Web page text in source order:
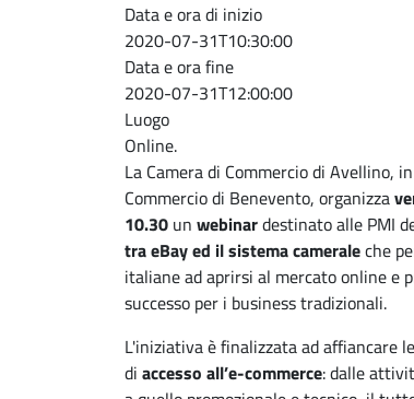
Data e ora di inizio
2020-07-31T10:30:00
Data e ora fine
2020-07-31T12:00:00
Luogo
Online.
La Camera di Commercio di Avellino,
Commercio di Benevento, organizza
10.30 un webinardestinato alle PMI
tra eBay ed il sistema cameraleche
italiane ad aprirsi al mercato online e
successo per i business tradizionali.
L'iniziativa è finalizzata ad affiancare
di accesso all’e-commerce: dalle